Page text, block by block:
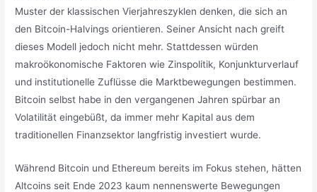
Muster der klassischen Vierjahreszyklen denken, die sich an
den Bitcoin-Halvings orientieren. Seiner Ansicht nach greift
dieses Modell jedoch nicht mehr. Stattdessen würden
makroökonomische Faktoren wie Zinspolitik, Konjunkturverlauf
und institutionelle Zuflüsse die Marktbewegungen bestimmen.
Bitcoin selbst habe in den vergangenen Jahren spürbar an
Volatilität eingebüßt, da immer mehr Kapital aus dem
traditionellen Finanzsektor langfristig investiert wurde.
Während Bitcoin und Ethereum bereits im Fokus stehen, hätten
Altcoins seit Ende 2023 kaum nennenswerte Bewegungen